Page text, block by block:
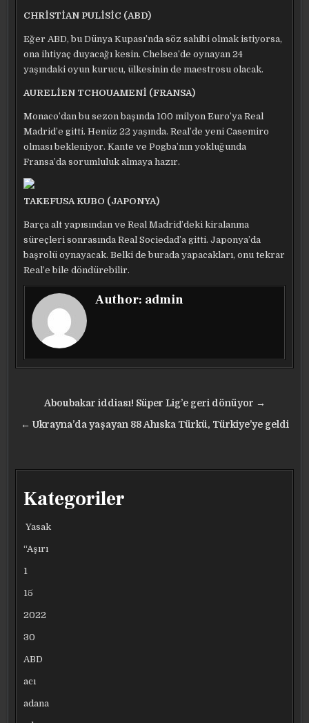
CHRİSTİAN PULİSİC (ABD)
Eğer ABD, bu Dünya Kupası’nda söz sahibi olmak istiyorsa,
ona ihtiyaç duyacağı kesin. Chelsea’de oynayan 24
yaşındaki oyun kurucu, ülkesinin de maestrosu olacak.
AURELİEN TCHOUAMENİ (FRANSA)
Monaco’dan bu sezon başında 100 milyon Euro’ya Real
Madrid’e gitti. Henüz 22 yaşında. Real’de yeni Casemiro
olması bekleniyor. Kante ve Pogba’nın yokluğunda
Fransa’da sorumluluk almaya hazır.
TAKEFUSA KUBO (JAPONYA)
Barça alt yapısından ve Real Madrid’deki kiralanma
süreçleri sonrasında Real Sociedad’a gitti. Japonya’da
başrolü oynayacak. Belki de burada yapacakları, onu tekrar
Real’e bile döndürebilir.
Author: admin
Yazı
gezinmesi
Aboubakar iddiası! Süper Lig’e geri dönüyor →
← Ukrayna’da yaşayan 88 Ahıska Türkü, Türkiye’ye geldi
Kategoriler
Yasak
“Aşırı
1
15
2022
30
ABD
acı
adana